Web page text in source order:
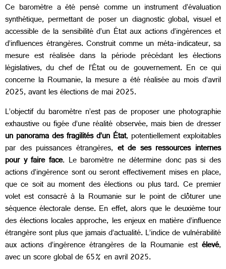
Ce baromètre a été pensé comme un instrument d’évaluation
synthétique, permettant de poser un diagnostic global, visuel et
accessible de la sensibilité d’un État aux actions d’ingérences et
d’influences étrangères. Construit comme un méta-indicateur, sa
mesure est réalisée dans la période précédant les élections
législatives, du chef de l’État ou de gouvernement. En ce qui
concerne la Roumanie, la mesure a été réalisée au mois d’avril
2025, avant les élections de mai 2025.
L’objectif du baromètre n’est pas de proposer une photographie
exhaustive ou figée d’une réalité observée, mais bien de dresser
un panorama des fragilités d’un État, potentiellement exploitables
par des puissances étrangères, et de ses ressources internes
pour y faire face. Le baromètre ne détermine donc pas si des
actions d’ingérence sont ou seront effectivement mises en place,
que ce soit au moment des élections ou plus tard. Ce premier
volet est consacré à la Roumanie sur le point de clôturer une
séquence électorale dense. En effet, alors que le deuxième tour
des élections locales approche, les enjeux en matière d’influence
étrangère sont plus que jamais d’actualité.L’indice de vulnérabilité
aux actions d’ingérence étrangères de la Roumanie est élevé,
avec un score global de 65% en avril 2025.